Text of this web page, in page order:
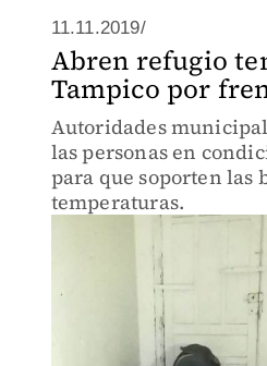
11.11.2019/
Abren refugio
Tampico por
Autoridades
las personas en
para que soporten las
temperaturas.